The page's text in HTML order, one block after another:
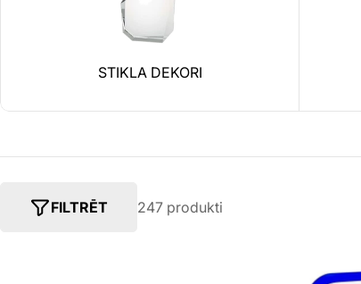
STIKLA DEKORI
247 produkti
FILTRĒT